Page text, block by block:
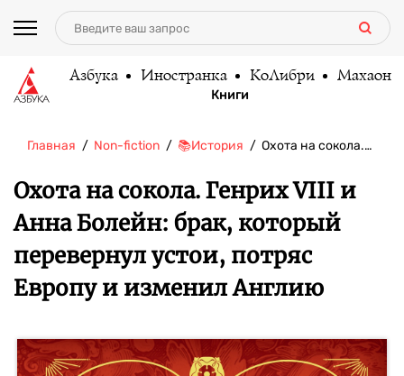
Азбука Иностранка КоЛибри Махаон
Книги
Главная Non-fiction 📚История Охота на сокола.…
Охота на сокола. Генрих VIII и
Анна Болейн: брак, который
перевернул устои, потряс
Европу и изменил Англию